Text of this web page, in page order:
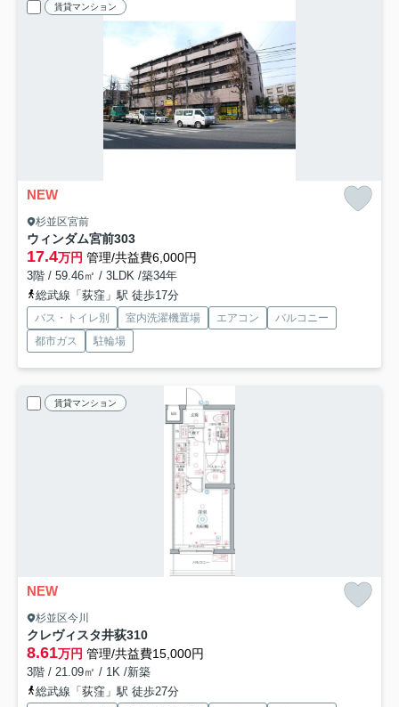
賃貸マンション
NEW
杉並区宮前
ウィンダム宮前303
17.4万円 管理/共益費6,000円
3階 / 59.46㎡ / 3LDK /築34年
総武線「荻窪」駅 徒歩17分
バス・トイレ別 室内洗濯機置場 エアコン
バルコニー
都市ガス
駐輪場
賃貸マンション
NEW
杉並区今川
クレヴィスタ井荻310
8.61万円 管理/共益費15,000円
3階 / 21.09㎡ / 1K /新築
総武線「荻窪」駅 徒歩27分